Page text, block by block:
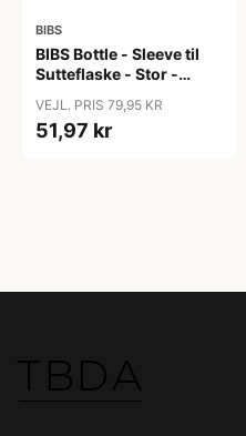
BIBS
BIBS Bottle - Sleeve til
Sutteflaske - Stor -
VEJL. PRIS 79,95 KR
51,97 kr